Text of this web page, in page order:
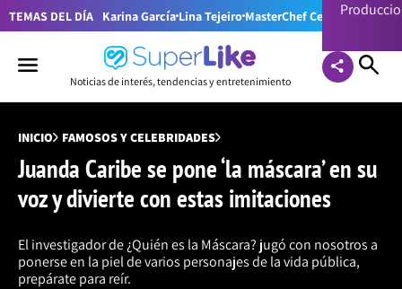
TEMAS DEL DÍA Karina García Lina Tejeiro MasterChef Celebrity
Noticias de interés, tendencias y entretenimiento
INICIO FAMOSOS Y CELEBRIDADES
Juanda Caribe se pone ‘la máscara’ en su
voz y divierte con estas imitaciones
El investigador de ¿Quién es la Máscara? jugó con nosotros a
ponerse en la piel de varios personajes de la vida pública,
prepárate para reír.